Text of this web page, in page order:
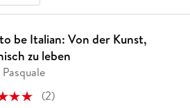
be Italian: Von der Kunst,
zu leben
(2)